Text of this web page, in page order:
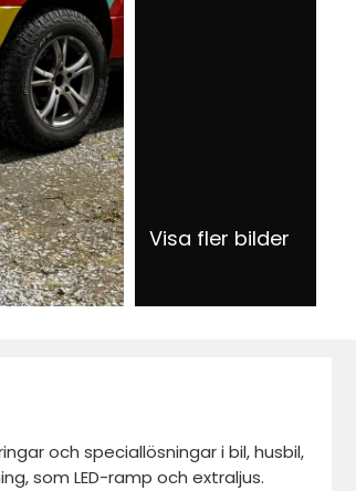
Visa fler bilder
och speciallösningar i bil, husbil,
som LED-ramp och extraljus.